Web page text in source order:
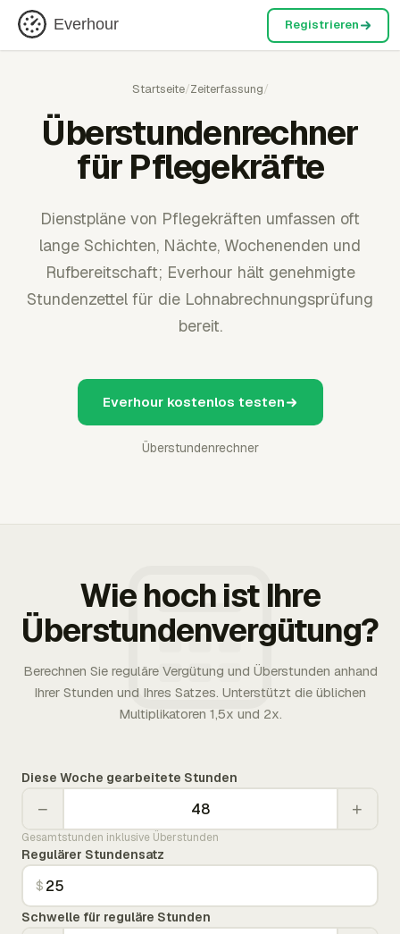
Everhour Registrieren
Startseite/Zeiterfassung/
Überstundenrechner
für Pflegekräfte
Dienstpläne von Pflegekräften umfassen oft
lange Schichten, Nächte, Wochenenden und
Rufbereitschaft; Everhour hält genehmigte
Stundenzettel für die Lohnabrechnungsprüfung
bereit.
Everhour kostenlos testen
Überstundenrechner
Wie hoch ist Ihre
Überstundenvergütung?
Berechnen Sie reguläre Vergütung und Überstunden anhand
Ihrer Stunden und Ihres Satzes. Unterstützt die üblichen
Multiplikatoren 1,5x und 2x.
Diese Woche gearbeitete Stunden
− +
Gesamtstunden inklusive Überstunden
Regulärer Stundensatz
$
Schwelle für reguläre Stunden